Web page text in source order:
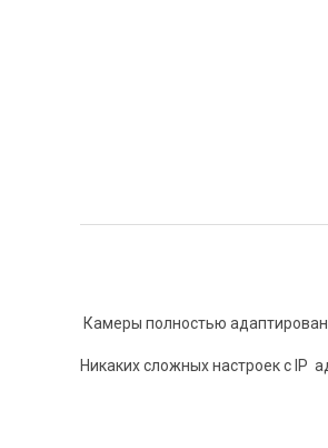
Камеры полностью
Никаких сложных настроек с IP